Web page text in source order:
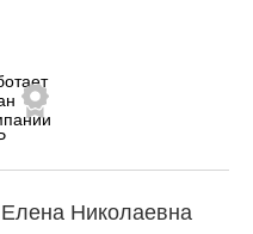
Николаевна